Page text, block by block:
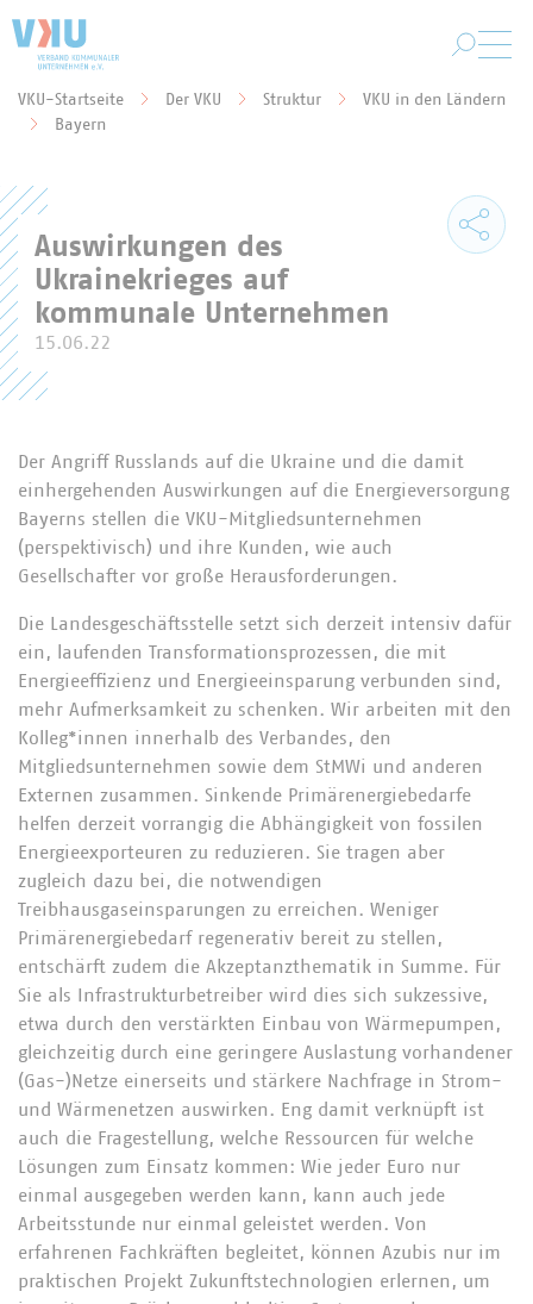
Sie befinden sich hier:
VKU-Startseite Der VKU Struktur
VKU in den Ländern
Bayern
Auswirkungen des
Ukrainekrieges auf
kommunale Unternehmen
15.06.22
Der Angriff Russlands auf die Ukraine und die damit
einhergehenden Auswirkungen auf die Energieversorgung
Bayerns stellen die VKU-Mitgliedsunternehmen
(perspektivisch) und ihre Kunden, wie auch
Gesellschafter vor große Herausforderungen.
Die Landesgeschäftsstelle setzt sich derzeit intensiv dafür
ein, laufenden Transformationsprozessen, die mit
Energieeffizienz und Energieeinsparung verbunden sind,
mehr Aufmerksamkeit zu schenken. Wir arbeiten mit den
Kolleg*innen innerhalb des Verbandes, den
Mitgliedsunternehmen sowie dem StMWi und anderen
Externen zusammen. Sinkende Primärenergiebedarfe
helfen derzeit vorrangig die Abhängigkeit von fossilen
Energieexporteuren zu reduzieren. Sie tragen aber
zugleich dazu bei, die notwendigen
Treibhausgaseinsparungen zu erreichen. Weniger
Primärenergiebedarf regenerativ bereit zu stellen,
entschärft zudem die Akzeptanzthematik in Summe. Für
Sie als Infrastrukturbetreiber wird dies sich sukzessive,
etwa durch den verstärkten Einbau von Wärmepumpen,
gleichzeitig durch eine geringere Auslastung vorhandener
(Gas-)Netze einerseits und stärkere Nachfrage in Strom-
und Wärmenetzen auswirken. Eng damit verknüpft ist
auch die Fragestellung, welche Ressourcen für welche
Lösungen zum Einsatz kommen: Wie jeder Euro nur
einmal ausgegeben werden kann, kann auch jede
Arbeitsstunde nur einmal geleistet werden. Von
erfahrenen Fachkräften begleitet, können Azubis nur im
praktischen Projekt Zukunftstechnologien erlernen, um